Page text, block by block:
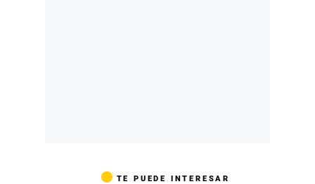
TE PUEDE INTERESAR